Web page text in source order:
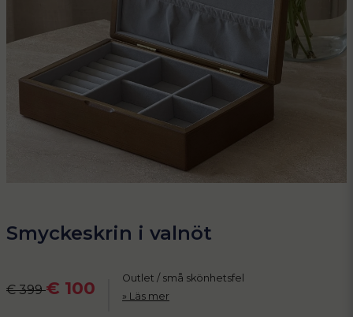
Smyckeskrin i valnöt
€ 399€ 100
Outlet / små skönhetsfel
Läs mer